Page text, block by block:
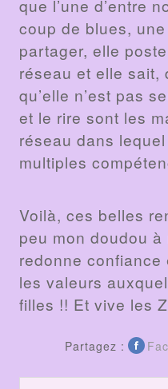
que l’une d’entre
coup de blues,
partager, elle
réseau et elle sait,
qu’elle n’est pas
et le rire sont les
réseau dans
multiples
Voilà, ces belles
peu mon doudou à
redonne confiance
les valeurs
filles !! Et vive les
Partagez :